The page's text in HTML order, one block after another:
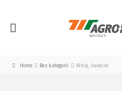
Home Bez kategorii Witaj, świecie!